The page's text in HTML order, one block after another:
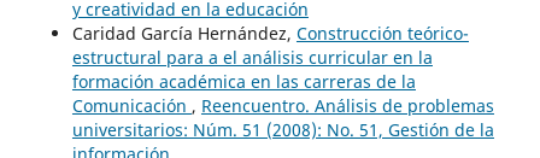
y creatividad en la educación
Caridad García Hernández, Construcción teórico-
estructural para a el análisis curricular en la
formación académica en las carreras de la
Comunicación , Reencuentro. Análisis de problemas
universitarios: Núm. 51 (2008): No. 51, Gestión de la
información